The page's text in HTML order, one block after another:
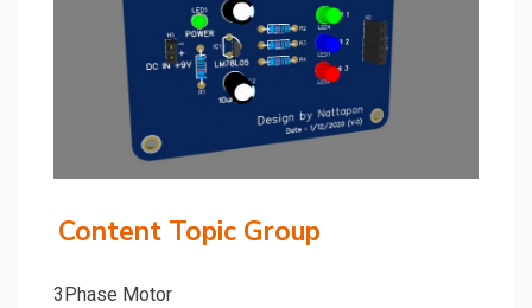
Content Topic Group
3Phase Motor